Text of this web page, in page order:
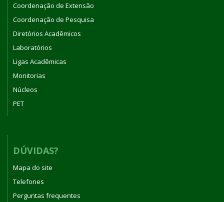
Coordenação de Extensão
Coordenação de Pesquisa
Diretórios Acadêmicos
Laboratórios
Ligas Acadêmicas
Monitorias
Núcleos
PET
DÚVIDAS?
Mapa do site
Telefones
Perguntas frequentes